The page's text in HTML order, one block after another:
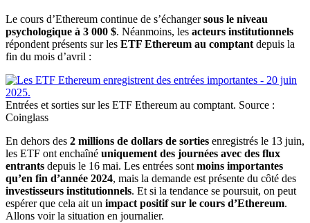
Le cours d’Ethereum continue de s’échangersous le niveau
psychologique à 3 000 $. Néanmoins, les acteurs institutionnels
répondent présents sur les ETF Ethereum au comptantdepuis la
fin du mois d’avril :
Entrées et sorties sur les ETF Ethereum au comptant. Source :
Coinglass
En dehors des 2 millions de dollars de sorties enregistrés le 13 juin,
les ETF ont enchaîné uniquement des journées avec des flux
entrants depuis le 16 mai. Les entrées sontmoins importantes
qu’en fin d’année 2024, mais la demande est présente du côté des
investisseurs institutionnels. Et si la tendance se poursuit, on peut
espérer que cela ait un impact positif sur le cours d’Ethereum.
Allons voir la situation en journalier.